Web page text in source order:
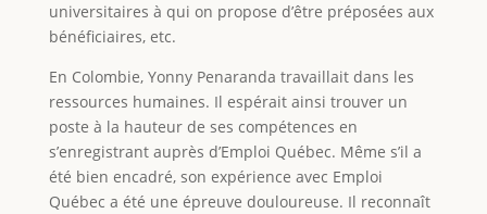
universitaires à qui on propose d’être préposées aux
bénéficiaires, etc.
En Colombie, Yonny Penaranda travaillait dans les
ressources humaines. Il espérait ainsi trouver un
poste à la hauteur de ses compétences en
s’enregistrant auprès d’Emploi Québec. Même s’il a
été bien encadré, son expérience avec Emploi
Québec a été une épreuve douloureuse. Il reconnaît